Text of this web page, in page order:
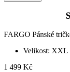
FARGO Pánské
Velikost: XXL
1 499 Kč